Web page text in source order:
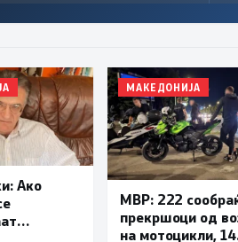
Ако
МАКЕДОНИЈА
МВР: 222
прекршоци од
на мотоцикли, 14